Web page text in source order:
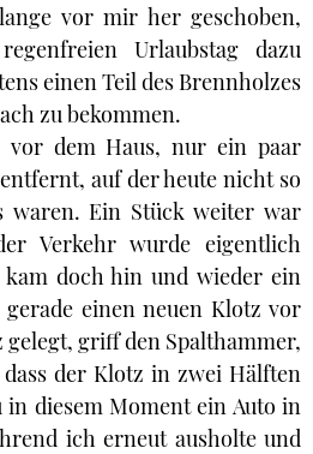
vor mir her geschoben,
Urlaubstag dazu
einen Teil des Brennholzes
zu bekommen.
vor dem Haus, nur ein paar
auf der heute nicht so
waren. Ein Stück weiter war
Verkehr wurde eigentlich
doch hin und wieder ein
einen neuen Klotz vor
griff den Spalthammer,
der Klotz in zwei Hälften
diesem Moment ein Auto in
ich erneut ausholte und